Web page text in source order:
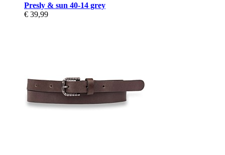
Presly & sun 40-14 grey
€ 39,99